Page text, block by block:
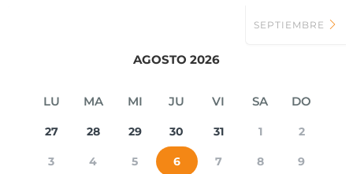
AGOSTO 2026
SEPTIEMBRE
LU MA MI JU VI SA DO
27 28 29 30 31 1 2
3 4 5 6 7 8 9